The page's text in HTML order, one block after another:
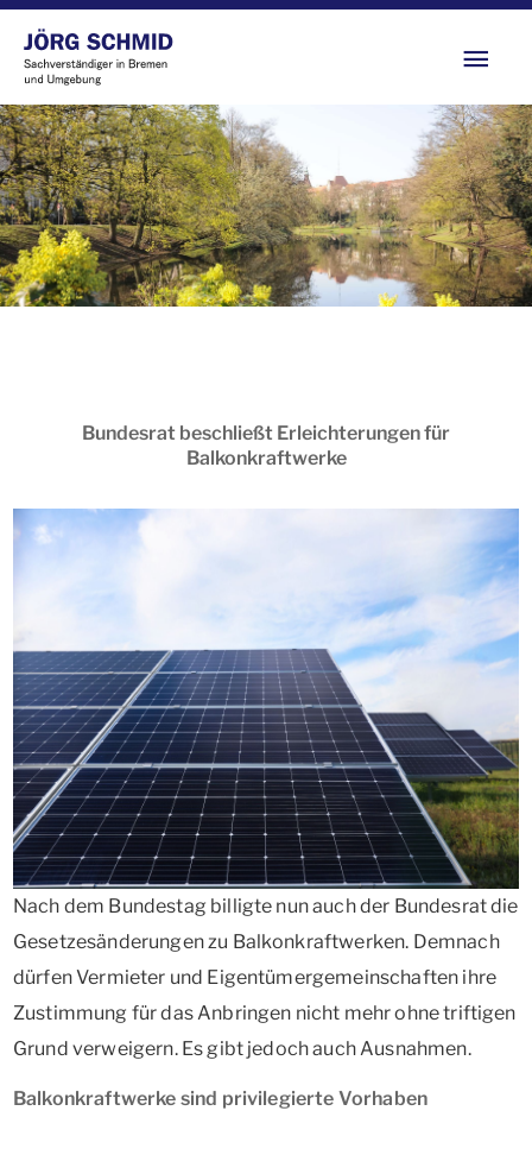
Zum
Inhalt
springen
Bundesrat beschließt Erleichterungen für
Balkonkraftwerke
Nach dem Bundestag billigte nun auch der Bundesrat die
Gesetzesänderungen zu Balkonkraftwerken. Demnach
dürfen Vermieter und Eigentümergemeinschaften ihre
Zustimmung für das Anbringen nicht mehr ohne triftigen
Grund verweigern. Es gibt jedoch auch Ausnahmen.
Balkonkraftwerke sind privilegierte Vorhaben